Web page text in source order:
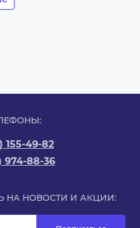
155-49-82
974-88-36
НА НОВОСТИ И АКЦИИ: